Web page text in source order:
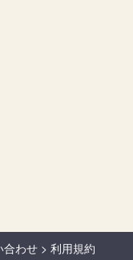
合わせ > 利用規約